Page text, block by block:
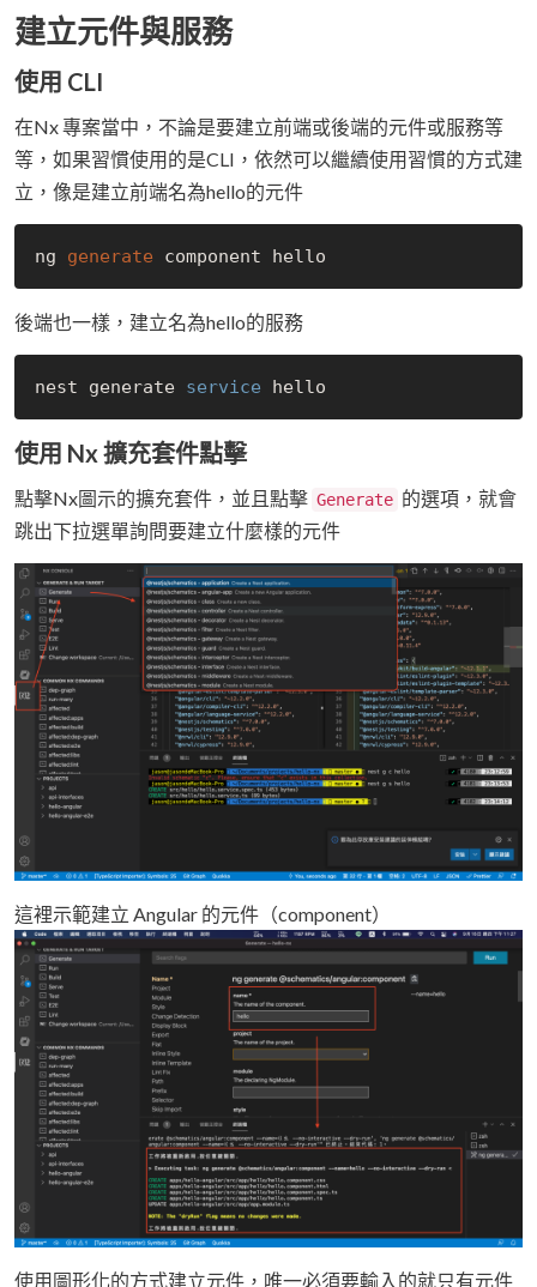
建立元件與服務
使用 CLI
在Nx 專案當中，不論是要建立前端或後端的元件或服務等
等，如果習慣使用的是CLI，依然可以繼續使用習慣的方式建
立，像是建立前端名為hello的元件
ng generate
後端也一樣，建立名為hello的服務
nest generate service
使用 Nx 擴充套件點擊
點擊Nx圖示的擴充套件，並且點擊 Generate 的選項，就會
跳出下拉選單詢問要建立什麼樣的元件
這裡示範建立 Angular 的元件（component）
使用圖形化的方式建立元件，唯一必須要輸入的就只有元件